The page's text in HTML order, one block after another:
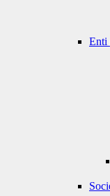
Enti